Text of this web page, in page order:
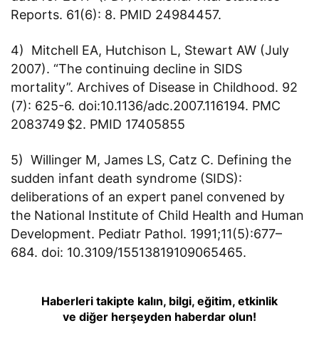
Reports. 61(6): 8. PMID 24984457.
4) Mitchell EA, Hutchison L, Stewart AW (July
2007). “The continuing decline in SIDS
mortality”. Archives of Disease in Childhood. 92
(7): 625-6. doi:10.1136/adc.2007.116194. PMC
2083749 $2. PMID 17405855
5) Willinger M, James LS, Catz C. Defining the
sudden infant death syndrome (SIDS):
deliberations of an expert panel convened by
the National Institute of Child Health and Human
Development. Pediatr Pathol. 1991;11(5):677–
684. doi: 10.3109/15513819109065465.
Haberleri takipte kalın, bilgi, eğitim, etkinlik
ve diğer herşeyden haberdar olun!